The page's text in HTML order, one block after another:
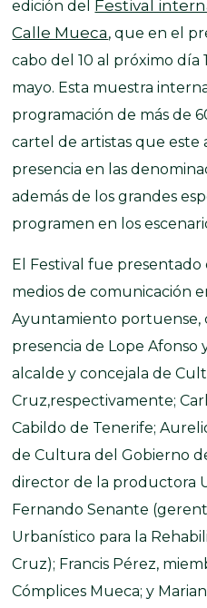
edición del
Festival
Calle Mueca, que en el
cabo del 10 al próximo día
mayo. Esta muestra
programación de más de
cartel de artistas que
presencia en las
además de los grandes
programen en los
El Festival fue presentado
medios de comunicación
Ayuntamiento portuense,
presencia de Lope Afonso
alcalde y concejala de
Cruz,respectivamente;
Cabildo de Tenerife;
de Cultura del Gobierno
director de la productora
Fernando Senante
Urbanístico para la
Cruz); Francis Pérez,
Cómplices Mueca; y